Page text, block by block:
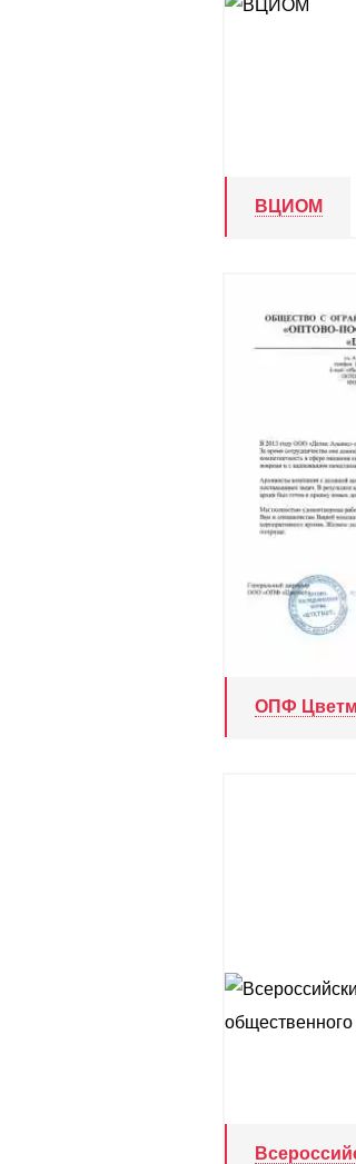
ВЦИОМ
ОПФ